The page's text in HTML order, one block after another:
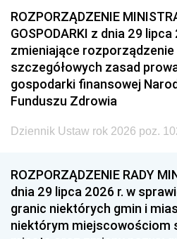
ROZPORZĄDZENIE
GOSPODARKI z dnia 29 lipca
zmieniające rozporządzenie
szczegółowych zasad
gospodarki finansowej
Funduszu Zdrowia
Dziennik Ustaw rok 2026 poz.
ROZPORZĄDZENIE RADY
dnia 29 lipca 2026 r. w
granic niektórych gmin i
niektórym miejscowościom